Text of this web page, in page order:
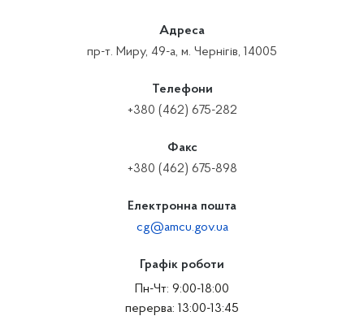
Адреса
пр-т. Миру, 49-а, м. Чернігів, 14005
Телефони
+380 (462) 675-282
Факс
+380 (462) 675-898
Електронна пошта
cg@amcu.gov.ua
Графік роботи
Пн-Чт: 9:00-18:00
перерва: 13:00-13:45